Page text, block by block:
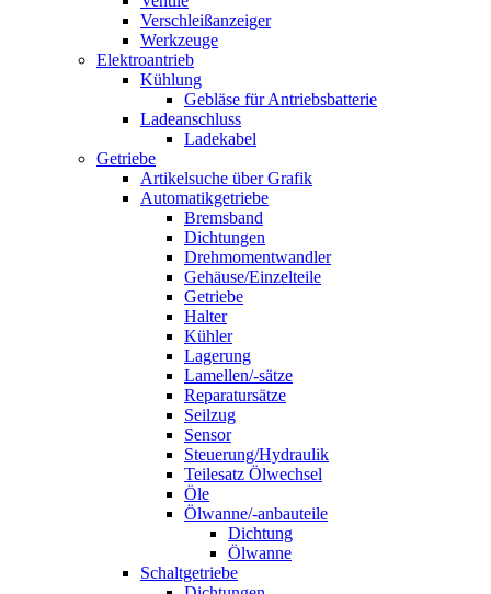
Verschleißanzeiger
Werkzeuge
Elektroantrieb
Kühlung
Gebläse für Antriebsbatterie
Ladeanschluss
Ladekabel
Getriebe
Artikelsuche über Grafik
Automatikgetriebe
Bremsband
Dichtungen
Drehmomentwandler
Gehäuse/Einzelteile
Getriebe
Halter
Kühler
Lagerung
Lamellen/-sätze
Reparatursätze
Seilzug
Sensor
Steuerung/Hydraulik
Teilesatz Ölwechsel
Öle
Ölwanne/-anbauteile
Dichtung
Ölwanne
Schaltgetriebe